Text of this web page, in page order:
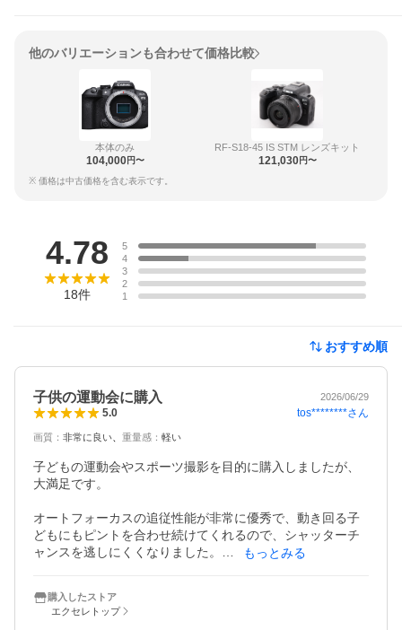
他のバリエーションも合わせて価格比較
本体のみ
104,000円〜
RF-S18-45 IS STM レンズキット
121,030円〜
※ 価格は中古価格を含む表示です。
4.78
18件
5
4
3
2
1
おすすめ順
子供の運動会に購入 2026/06/29
5.0 tos********さん
画質 ： 非常に良い 重量感 ： 軽い
子どもの運動会やスポーツ撮影を目的に購入しましたが、
大満足です。
オートフォーカスの追従性能が非常に優秀で、動き回る子
どもにもピントを合わせ続けてくれるので、シャッターチ
ャンスを逃しにくくなりました。
変化をあまり気にせず、高速連写でどんどん撮影できるの
も便利です。
もっとみる
購入したストア
エクセレトップ